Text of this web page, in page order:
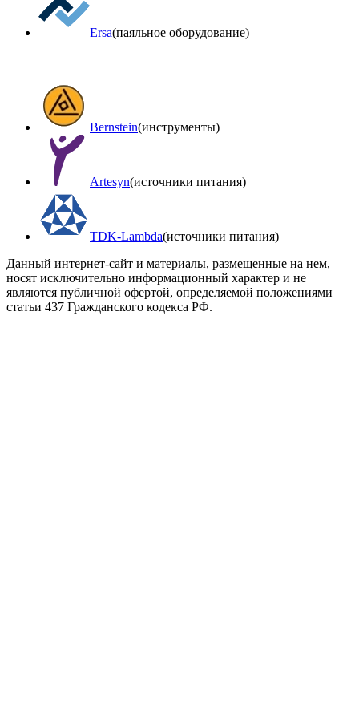
Ersa(паяльное оборудование)
Bernstein(инструменты)
Artesyn(источники питания)
TDK-Lambda(источники питания)
Данный интернет-сайт и материалы, размещенные на нем,
носят исключительно информационный характер и не
являются публичной офертой, определяемой положениями
статьи 437 Гражданского кодекса РФ.